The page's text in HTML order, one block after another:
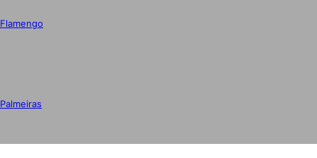
Flamengo
Palmeiras